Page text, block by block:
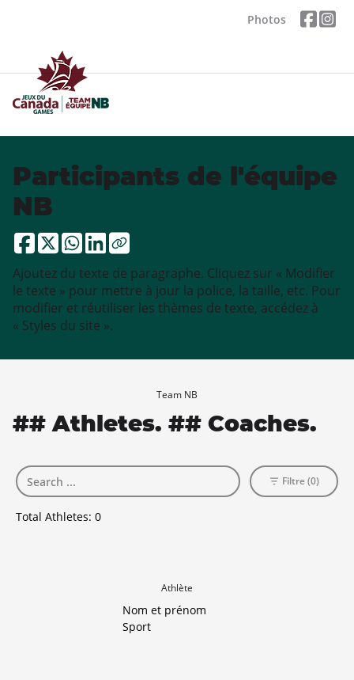
Photos
Participants de l'équipe
NB
Ajoutez du texte de paragraphe. Cliquez sur « Modifier
le texte » pour mettre à jour la police, la taille, etc. Pour
modifier et réutiliser les thèmes de texte, accédez à
« Styles du site ».
Team NB
## Athletes. ## Coaches.
Total Athletes: 0
Filtre (0)
Athlète
Nom et prénom
Sport